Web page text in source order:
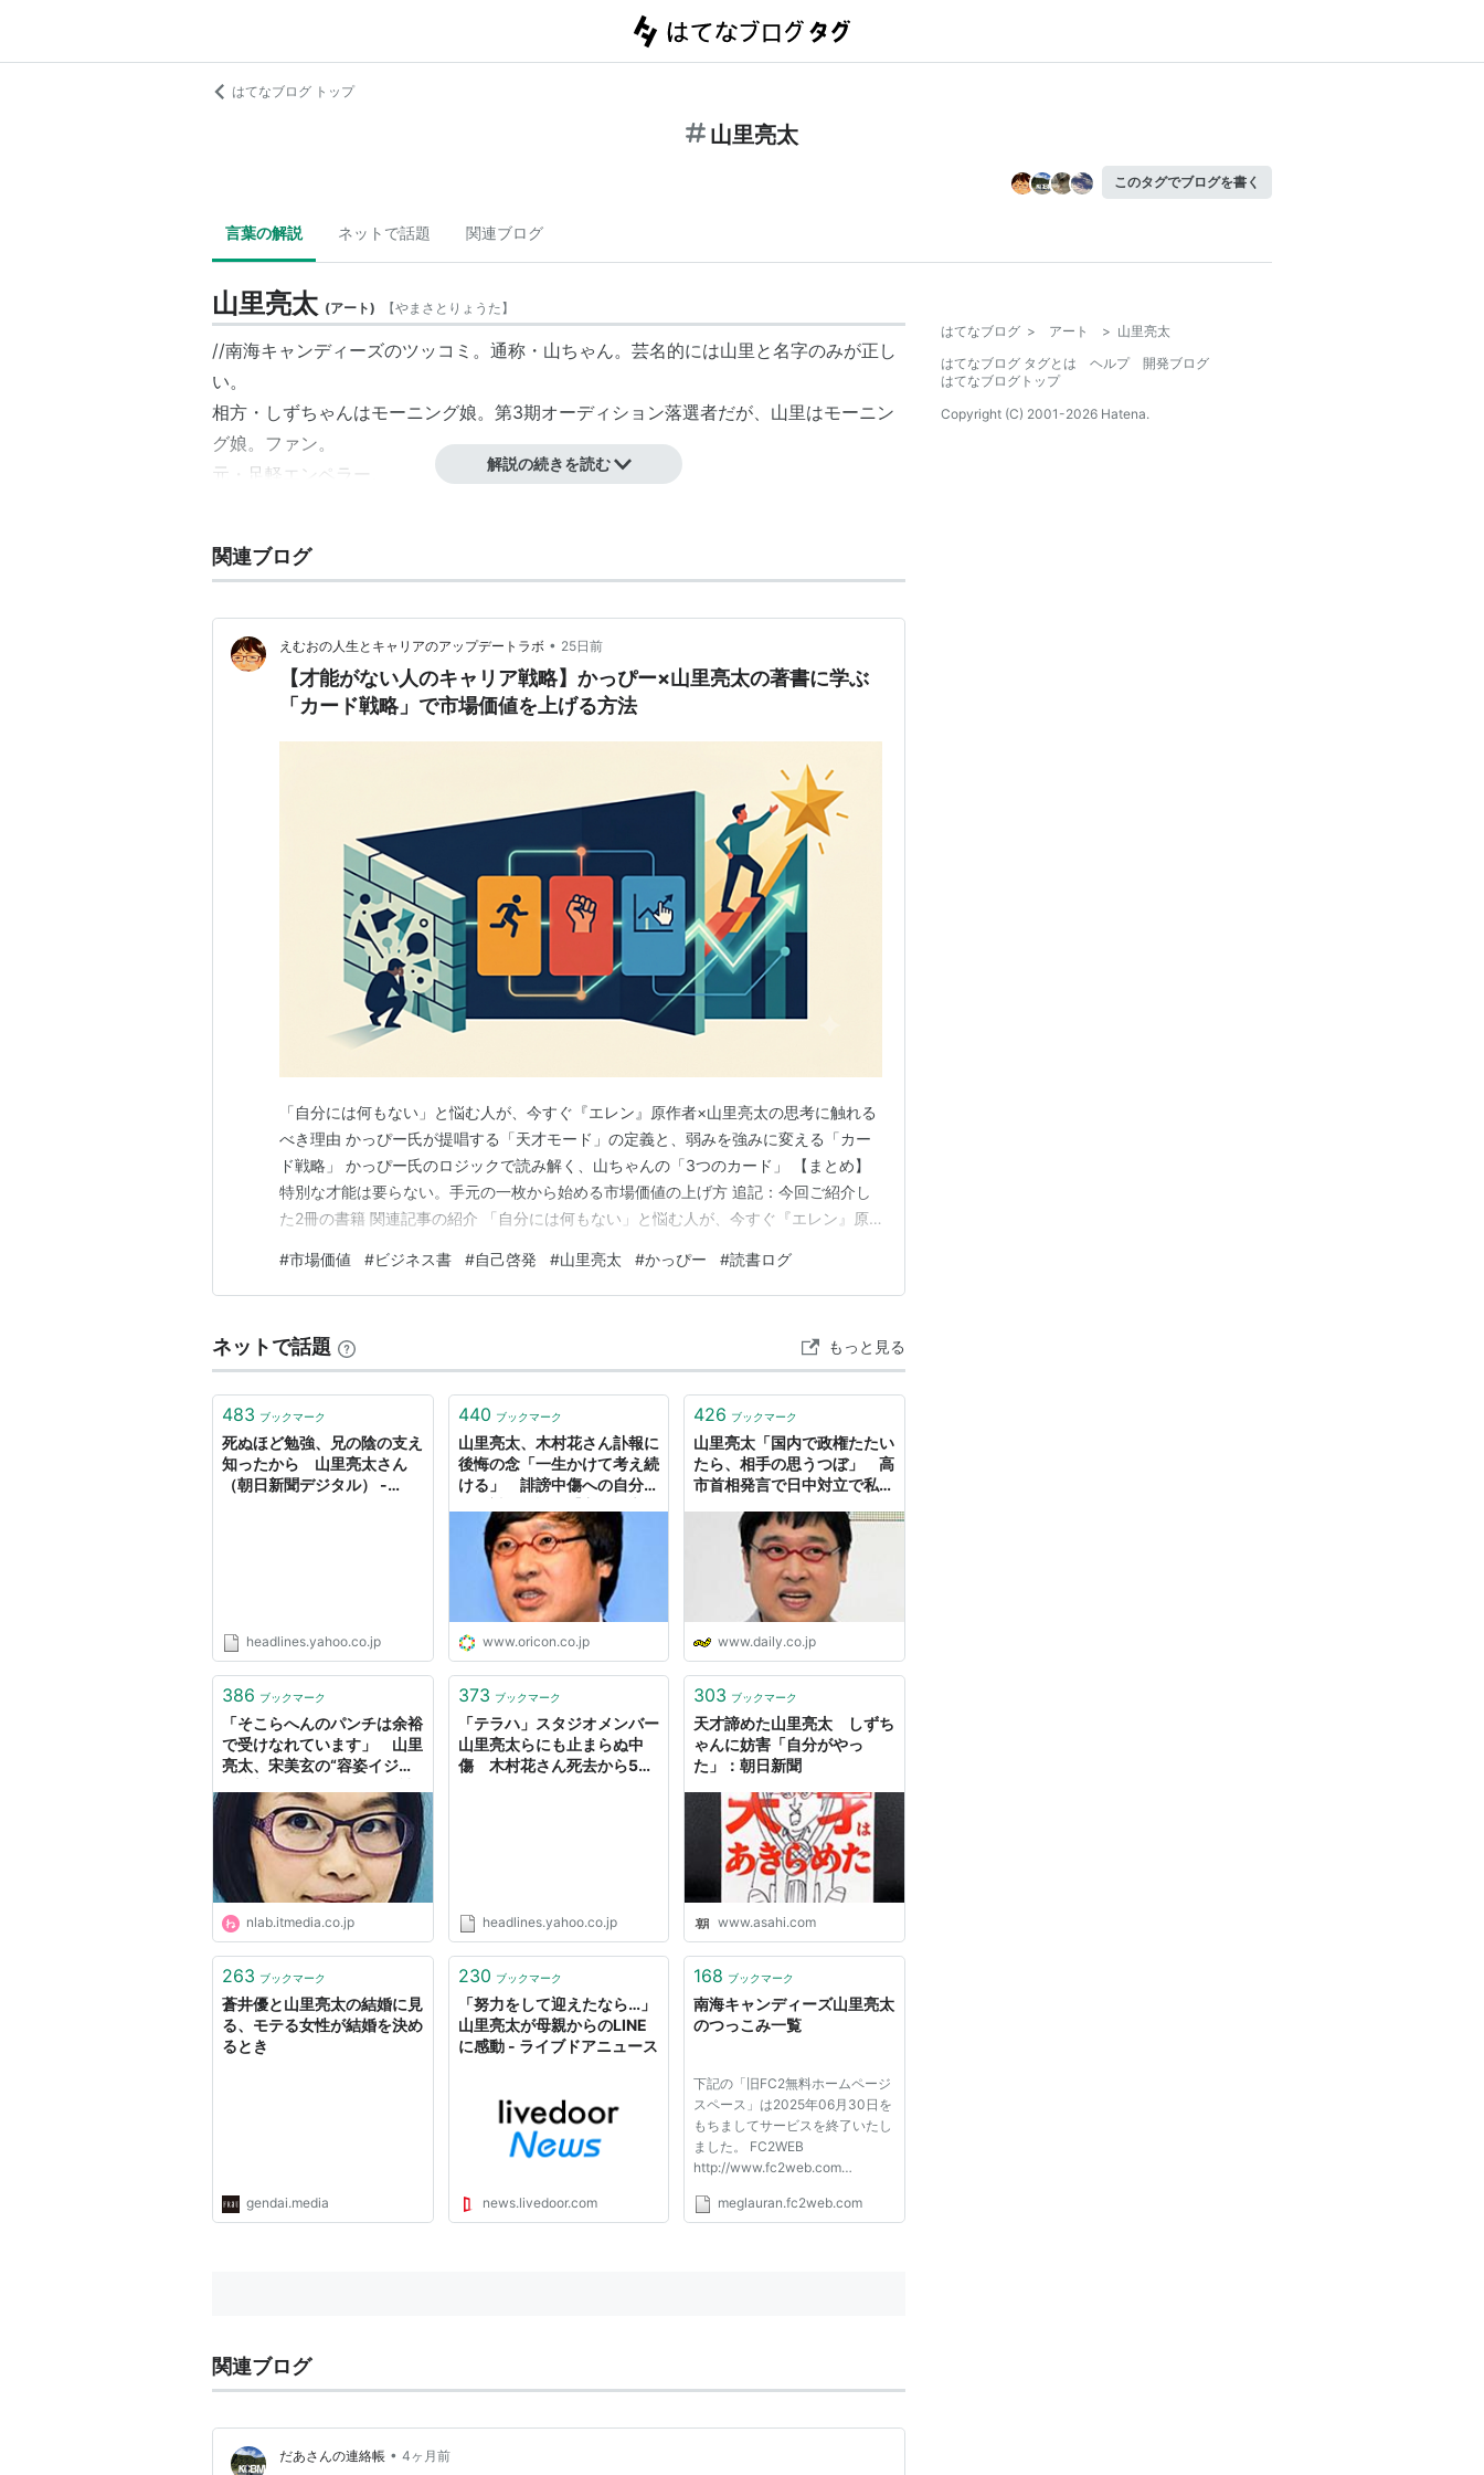
はてなブログ トップ
山里亮太
このタグでブログを書く
言葉の解説 ネットで話題 関連ブログ
山里亮太 (アート) 【やまさとりょうた】
//南海キャンディーズのツッコミ。通称・ 山ちゃん。芸名的には山里 と名字のみが正し
い。
相方・しずちゃんはモーニング娘。第3期オーディション落選者だが、山里はモーニン
グ娘。ファン。
元・足軽エンペラー。
しずちゃんとともに金曜レギュラーMCとして出演中の「おはスタ」では、メインMCの
パーソナリティーを単独で務めていた。
2010年4月7日より、TBSラジオをキー局に毎週水曜25:00〜27:00（いわゆるJUNK
枠）にて『水曜JUNK 山里亮太の不毛な議論』放送中。
解説の続きを読む
関連ブログ
えむおの人生とキャリアのアップデートラボ • 25日前
【才能がない人のキャリア戦略】かっぴー×山里亮太の著書に学ぶ
「カード戦略」で市場価値を上げる方法
「自分には何もない」と悩む人が、今すぐ『エレン』原作者×山里亮太の思考に触れる
べき理由 かっぴー氏が提唱する「天才モード」の定義と、弱みを強みに変える「カー
ド戦略」 ​かっぴー氏のロジックで読み解く、山ちゃんの「3つのカード」 【まとめ】
特別な才能は要らない。手元の一枚から始める市場価値の上げ方 追記：今回ご紹介し
た2冊の書籍 関連記事の紹介 「自分には何もない」と悩む人が、今すぐ『エレン』原
る」「あの人には、どう逆立ちしても勝てる気がしない」 ​ビジネスの現場や日々の仕
事の中で、圧倒的な「才能」を持つ人を前にして…
#市場価値 #ビジネス書 #自己啓発 #山里亮太 #かっぴー #読書ログ
ネットで話題 もっと見る
483 ブックマーク
死ぬほど勉強、兄の陰の支え
知ったから 山里亮太さん
（朝日新聞デジタル） -
headlines.yahoo.co.jp
440 ブックマーク
山里亮太、木村花さん訃報に
後悔の念「一生かけて考え続
ける」 誹謗中傷への自分な
載】
www.oricon.co.jp
426 ブックマーク
山里亮太「国内で政権たたい
たら、相手の思うつぼ」 高
市首相発言で日中対立で私見
ないように」/デイリースポ
ーツ online
www.daily.co.jp
386 ブックマーク
「そこらへんのパンチは余裕
で受けなれています」 山里
亮太、宋美玄の“容姿イジ
対応 | ねとらぼ
nlab.itmedia.co.jp
373 ブックマーク
「テラハ」スタジオメンバー
山里亮太らにも止まらぬ中
傷 木村花さん死去から5日
headlines.yahoo.co.jp
303 ブックマーク
天才諦めた山里亮太 しずち
ゃんに妨害「自分がやっ
た」：朝日新聞
www.asahi.com
263 ブックマーク
蒼井優と山里亮太の結婚に見
る、モテる女性が結婚を決め
るとき
gendai.media
230 ブックマーク
「努力をして迎えたなら…」
山里亮太が母親からのLINE
に感動 - ライブドアニュース
news.livedoor.com
168 ブックマーク
南海キャンディーズ山里亮太
のつっこみ一覧
下記の「旧FC2無料ホームページ
スペース」は2025年06月30日を
もちましてサービスを終了いたし
ました。 FC2WEB
http://www.fc2web.com
http://www.gooside.com k-
meglauran.fc2web.com
関連ブログ
だあさんの連絡帳 • 4ヶ月前
はてなブログ > アート > 山里亮太
はてなブログ タグとは
ヘルプ
開発ブログ
はてなブログトップ
Copyright (C) 2001-2026 Hatena.